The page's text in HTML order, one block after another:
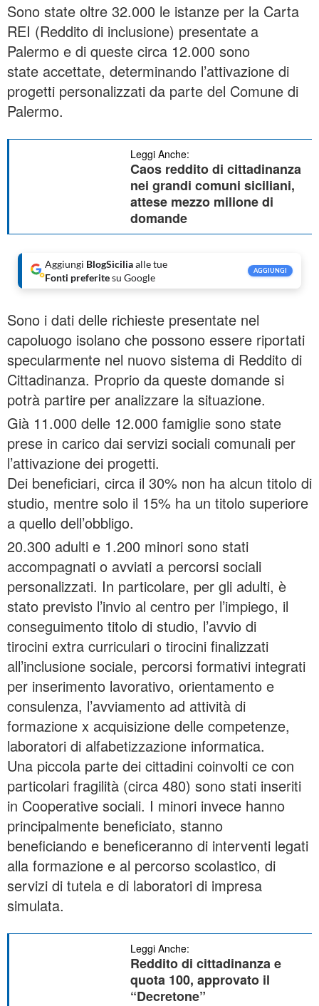
Sono state oltre 32.000 le istanze per la Carta
REI (Reddito di inclusione) presentate a
Palermo e di queste circa 12.000 sono
state accettate, determinando l’attivazione di
progetti personalizzati da parte del Comune di
Palermo.
Leggi Anche:
Caos reddito di cittadinanza
nei grandi comuni siciliani,
attese mezzo milione di
domande
Aggiungi BlogSiciliaalle tue
Fonti preferitesu Google
AGGIUNGI
Sono i dati delle richieste presentate nel
capoluogo isolano che possono essere riportati
specularmente nel nuovo sistema di Reddito di
Cittadinanza. Proprio da queste domande si
potrà partire per analizzare la situazione.
Già 11.000 delle 12.000 famiglie sono state
prese in carico dai servizi sociali comunali per
l’attivazione dei progetti.
Dei beneficiari, circa il 30% non ha alcun titolo di
studio, mentre solo il 15% ha un titolo superiore
a quello dell’obbligo.
20.300 adulti e 1.200 minori sono stati
accompagnati o avviati a percorsi sociali
personalizzati. In particolare, per gli adulti, è
stato previsto l’invio al centro per l’impiego, il
conseguimento titolo di studio, l’avvio di
tirocini extra curriculari o tirocini finalizzati
all’inclusione sociale, percorsi formativi integrati
per inserimento lavorativo, orientamento e
consulenza, l’avviamento ad attività di
formazione x acquisizione delle competenze,
laboratori di alfabetizzazione informatica.
Una piccola parte dei cittadini coinvolti ce con
particolari fragilità (circa 480) sono stati inseriti
in Cooperative sociali. I minori invece hanno
principalmente beneficiato, stanno
beneficiando e beneficeranno di interventi legati
alla formazione e al percorso scolastico, di
servizi di tutela e di laboratori di impresa
simulata.
Leggi Anche:
Reddito di cittadinanza e
quota 100, approvato il
“Decretone”